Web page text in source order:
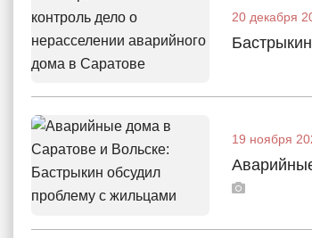
20 декабря
19 ноября